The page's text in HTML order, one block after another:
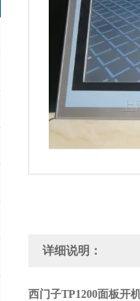
详细说明：
西门子TP1200面板开